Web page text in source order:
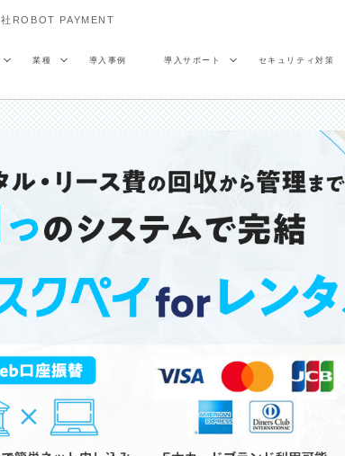
ROBOT PAYMENT
業種 導入事例 導入サポート セキュリティ対策